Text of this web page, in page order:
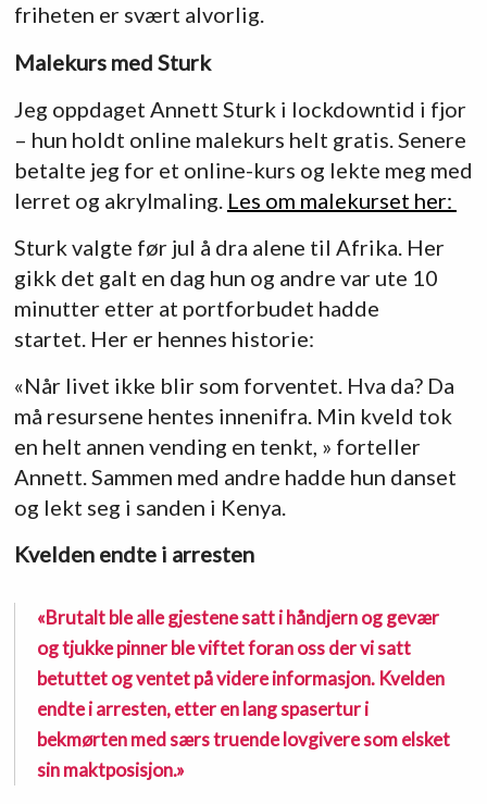
friheten er svært alvorlig.
Malekurs med Sturk
Jeg oppdaget Annett Sturk i lockdowntid i fjor
– hun holdt online malekurs helt gratis. Senere
betalte jeg for et online-kurs og lekte meg med
lerret og akrylmaling. Les om malekurset her:
Sturk valgte før jul å dra alene til Afrika. Her
gikk det galt en dag hun og andre var ute 10
minutter etter at portforbudet hadde
startet. Her er hennes historie:
«Når livet ikke blir som forventet. Hva da? Da
må resursene hentes innenifra. Min kveld tok
en helt annen vending en tenkt, » forteller
Annett. Sammen med andre hadde hun danset
og lekt seg i sanden i Kenya.
Kvelden endte i arresten
«Brutalt ble alle gjestene satt i håndjern og gevær
og tjukke pinner ble viftet foran oss der vi satt
betuttet og ventet på videre informasjon. Kvelden
endte i arresten, etter en lang spasertur i
bekmørten med særs truende lovgivere som elsket
sin maktposisjon.»